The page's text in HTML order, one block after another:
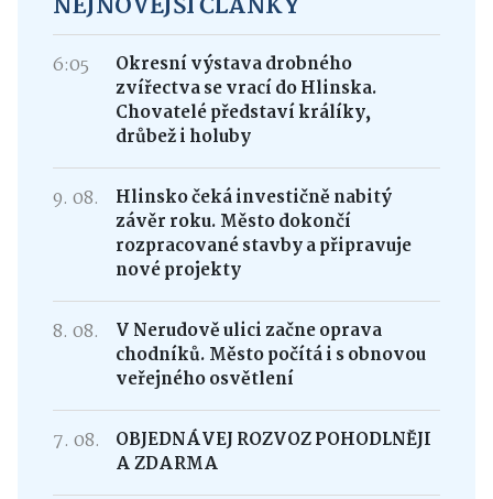
6:05
Okresní výstava drobného
zvířectva se vrací do Hlinska.
Chovatelé představí králíky,
drůbež i holuby
9. 08.
Hlinsko čeká investičně nabitý
závěr roku. Město dokončí
rozpracované stavby a připravuje
nové projekty
8. 08.
V Nerudově ulici začne oprava
chodníků. Město počítá i s obnovou
veřejného osvětlení
7. 08.
OBJEDNÁVEJ ROZVOZ POHODLNĚJI
A ZDARMA